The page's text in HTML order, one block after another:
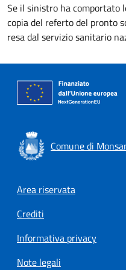
Se il sinistro ha comportato
copia del referto del pronto
resa dal servizio sanitario
Comune di
Footer menu
Area riservata
Crediti
Informativa privacy
Note legali